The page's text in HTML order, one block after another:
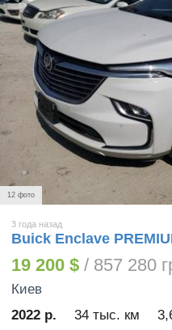
12 фото
3 года назад
Buick Enclave
19 200 $ / 857 280
Киев
2022 р.
34 тыс. км